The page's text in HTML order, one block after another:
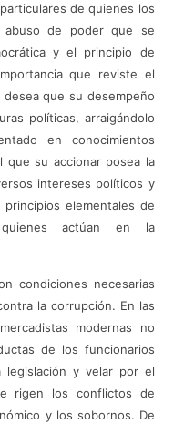
de quienes los
abuso de poder que se
y el principio de
que reviste el
que su desempeño
políticas, arraigándolo
en conocimientos
su accionar posea la
intereses políticos y
elementales de
actúan en la
condiciones necesarias
la corrupción. En las
modernas no
de los funcionarios
legislación y velar por el
rigen los conflictos de
y los sobornos. De